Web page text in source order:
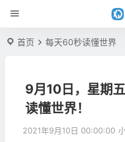
首页 每天60秒读懂世界
9月10日，星期
读懂世界！
2021年9月10日 00:00:00